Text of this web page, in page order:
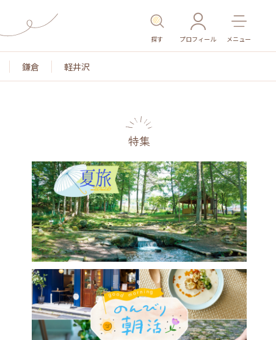
探す プロフィール メニュー
鎌倉 軽井沢
名所・旧跡 温泉・スパ その他施設 ごはん
特集